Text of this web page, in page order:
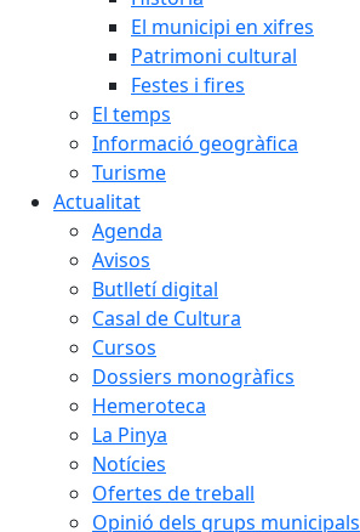
El municipi en xifres
Patrimoni cultural
Festes i fires
El temps
Informació geogràfica
Turisme
Actualitat
Agenda
Avisos
Butlletí digital
Casal de Cultura
Cursos
Dossiers monogràfics
Hemeroteca
La Pinya
Notícies
Ofertes de treball
Opinió dels grups municipals